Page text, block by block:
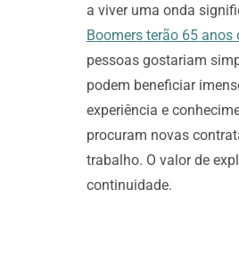
a viver uma onda
Boomers terão 65 anos
pessoas gostariam
podem beneficiar
experiência e
procuram novas
trabalho. O valor de
continuidade.